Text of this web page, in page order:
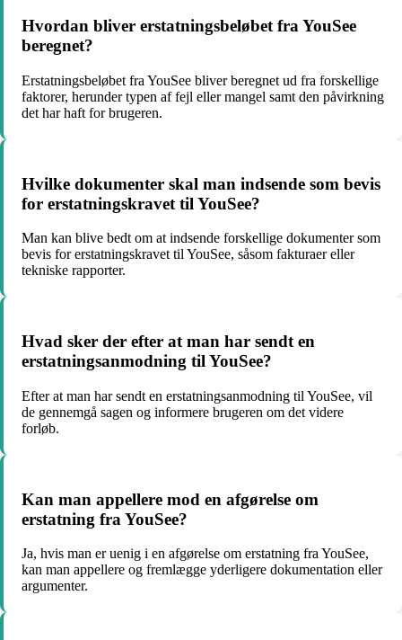
Hvordan bliver erstatningsbeløbet fra YouSee
beregnet?
Erstatningsbeløbet fra YouSee bliver beregnet ud fra forskellige
faktorer, herunder typen af fejl eller mangel samt den påvirkning
det har haft for brugeren.
Hvilke dokumenter skal man indsende som bevis
for erstatningskravet til YouSee?
Man kan blive bedt om at indsende forskellige dokumenter som
bevis for erstatningskravet til YouSee, såsom fakturaer eller
tekniske rapporter.
Hvad sker der efter at man har sendt en
erstatningsanmodning til YouSee?
Efter at man har sendt en erstatningsanmodning til YouSee, vil
de gennemgå sagen og informere brugeren om det videre
forløb.
Kan man appellere mod en afgørelse om
erstatning fra YouSee?
Ja, hvis man er uenig i en afgørelse om erstatning fra YouSee,
kan man appellere og fremlægge yderligere dokumentation eller
argumenter.